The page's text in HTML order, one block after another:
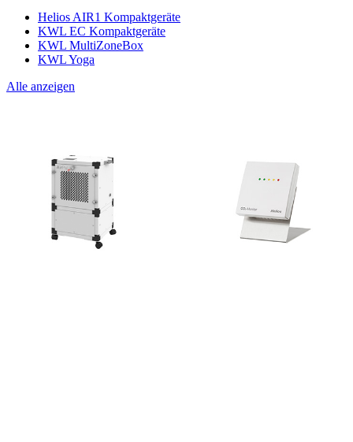
Helios AIR1 Kompaktgeräte
KWL EC Kompaktgeräte
KWL MultiZoneBox
KWL Yoga
Alle anzeigen